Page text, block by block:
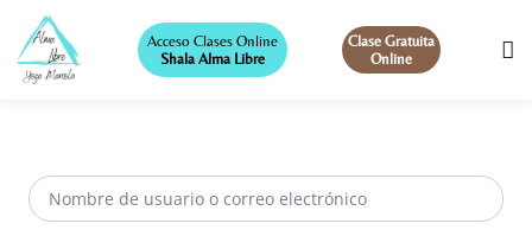
Acceso Clases Online
Shala Alma Libre
Clase Gratuita
Online